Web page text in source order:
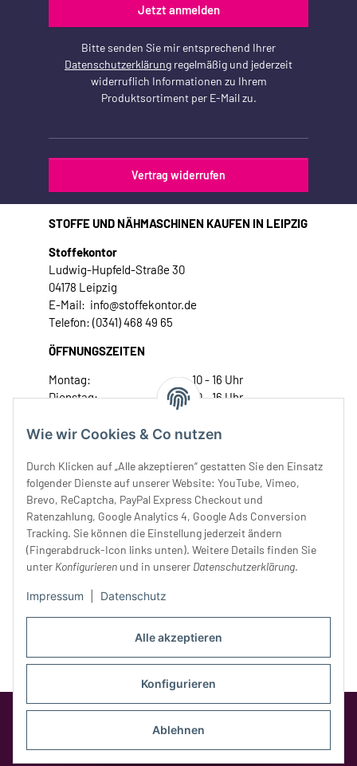
Alle akzeptieren
Konfigurieren
Ablehnen
Wie wir Cookies & Co nutzen
Durch Klicken auf „Alle akzeptieren“ gestatten Sie den Einsatz
folgender Dienste auf unserer Website: YouTube, Vimeo,
Brevo, ReCaptcha, PayPal Express Checkout und
Ratenzahlung, Google Analytics 4, Google Ads Conversion
Tracking. Sie können die Einstellung jederzeit ändern
(Fingerabdruck-Icon links unten). Weitere Details finden Sie
unter Konfigurieren und in unserer Datenschutzerklärung.
Impressum Datenschutz
Jetzt anmelden
Bitte senden Sie mir entsprechend Ihrer
Datenschutzerklärung regelmäßig und jederzeit
widerruflich Informationen zu Ihrem
Produktsortiment per E-Mail zu.
Vertrag widerrufen
STOFFE UND NÄHMASCHINEN KAUFEN IN LEIPZIG
Stoffekontor
Ludwig-Hupfeld-Straße 30
04178 Leipzig
E-Mail: info@stoffekontor.de
Telefon: (0341) 468 49 65
ÖFFNUNGSZEITEN
Montag:
10 - 16 Uhr
Dienstag:
10 - 16 Uhr
Donnerstag:
10 - 18 Uhr
Samstag:
10 - 14 Uhr
Unser Service
Rechtliches
Google Analytics deaktivierenStatus: